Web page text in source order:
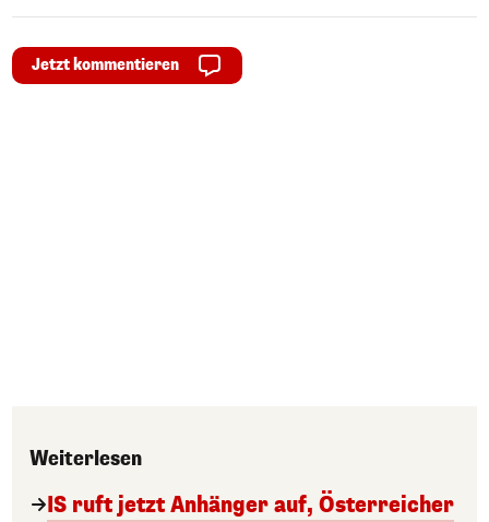
Jetzt kommentieren
Weiterlesen
IS ruft jetzt Anhänger auf, Österreicher